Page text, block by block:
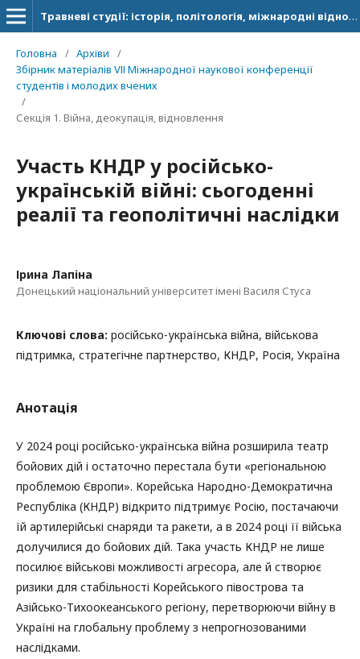
Травневі студії: історія, політологія, міжнародні відносини
Головна / Архіви
/
Збірник матеріалів VІІ Міжнародної наукової конференції
студентів і молодих вчених
/
Секція 1. Війна, деокупація, відновлення
Участь КНДР у російсько-
українській війні: сьогоденні
реалії та геополітичні наслідки
Ірина Лапіна
Донецький національний університет імені Василя Стуса
Ключові слова: російсько-українська війна, військова
підтримка, стратегічне партнерство, КНДР, Росія, Україна
Анотація
У 2024 році російсько-українська війна розширила театр
бойових дій і остаточно перестала бути «регіональною
проблемою Європи». Корейська Народно-Демократична
Республіка (КНДР) відкрито підтримує Росію, постачаючи
їй артилерійські снаряди та ракети, а в 2024 році її війська
долучилися до бойових дій. Така участь КНДР не лише
посилює військові можливості агресора, але й створює
ризики для стабільності Корейського півострова та
Азійсько-Тихоокеанського регіону, перетворюючи війну в
Україні на глобальну проблему з непрогнозованими
наслідками.